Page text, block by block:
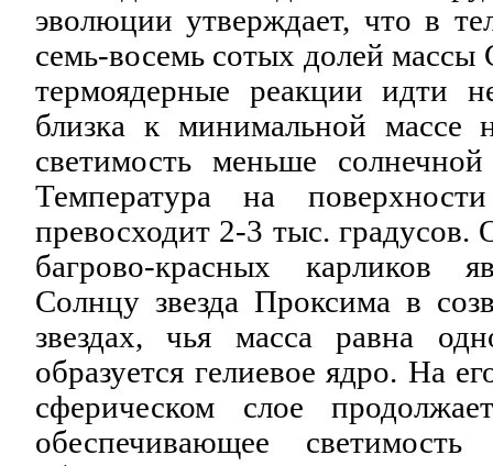
эволюции утверждает, что в
семь-восемь сотых долей
термоядерные реакции идти
близка к минимальной массе
светимость меньше
Температура на
превосходит 2-3 тыс. градусов.
багрово-красных карликов
Солнцу звезда Проксима в
звездах, чья масса равна
образуется гелиевое ядро. На
сферическом слое
обеспечивающее